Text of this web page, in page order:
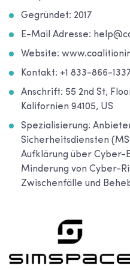
Gegründet: 2017
E-Mail Adresse:
Website:
Kontakt: +1 833-866-
Anschrift: 55 2nd St,
Kalifornien 94105, US
Spezialisierung:
Sicherheitsdiensten
Aufklärung über Cyber-
Minderung von Cyber-
Zwischenfälle und